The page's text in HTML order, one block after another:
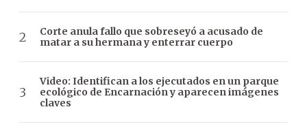
Corte anula fallo que sobreseyó a acusado de
matar a su hermana y enterrar cuerpo
Video: Identifican a los ejecutados en un parque
ecológico de Encarnación y aparecen imágenes
claves